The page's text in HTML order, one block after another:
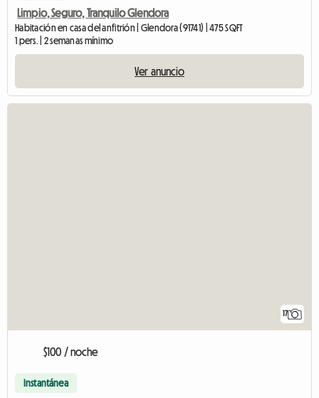
Limpio, Seguro, Tranquilo Glendora
Habitación en casa del anfitrión | Glendora (91741) | 475 SQFT
1 pers. | 2 semanas mínimo
Ver anuncio
17
$100 / noche
Instantánea